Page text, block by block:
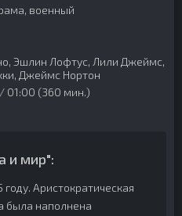
военный
Эшлин Лофтус, Лили Джеймс,
Джеймс Нортон
01:00 (360 мин.)
и мир":
Аристократическая
была наполнена